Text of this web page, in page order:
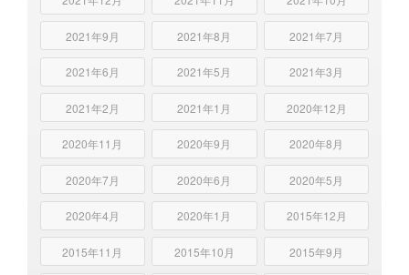
2021年9月 2021年8月 2021年7月
2021年6月 2021年5月 2021年3月
2021年2月 2021年1月 2020年12月
2020年11月 2020年9月 2020年8月
2020年7月 2020年6月 2020年5月
2020年4月 2020年1月 2015年12月
2015年11月 2015年10月 2015年9月